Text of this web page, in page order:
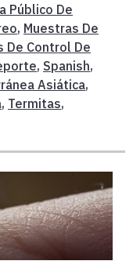
Público De
, Muestras De
De Control De
, Spanish,
Asiática,
, Termitas,